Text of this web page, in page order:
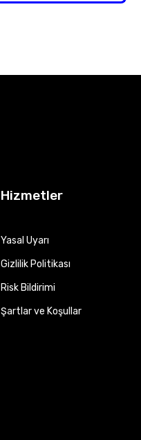
Hizmetler
Yasal Uyarı
Gizlilik Politikası
Risk Bildirimi
Şartlar ve Koşullar